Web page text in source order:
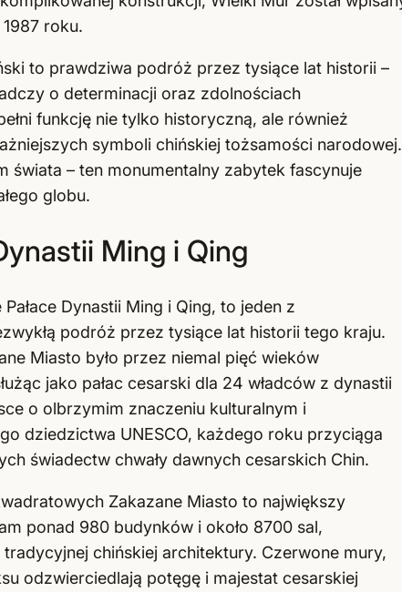
roku.
to prawdziwa podróż przez tysiące lat historii –
o determinacji oraz zdolnościach
funkcję nie tylko historyczną, ale również
symboli chińskiej tożsamości narodowej.
świata – ten monumentalny zabytek fascynuje
globu.
Ming i Qing
Dynastii Ming i Qing, to jeden z
podróż przez tysiące lat historii tego kraju.
Miasto było przez niemal pięć wieków
jako pałac cesarski dla 24 władców z dynastii
o olbrzymim znaczeniu kulturalnym i
dziedzictwa UNESCO, każdego roku przyciąga
świadectw chwały dawnych cesarskich Chin.
Zakazane Miasto to największy
ponad 980 budynków i około 8700 sal,
chińskiej architektury. Czerwone mury,
odzwierciedlają potęgę i majestat cesarskiej